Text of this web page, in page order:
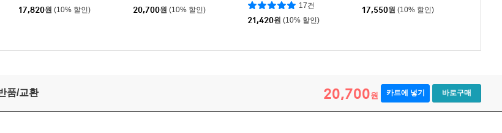
17,820원 (10% 할인)
20,700원 (10% 할인)
17건
21,420원 (10% 할인)
17,550원 (10% 할인)
품/교환 20,700원 카트에 넣기 바로구매